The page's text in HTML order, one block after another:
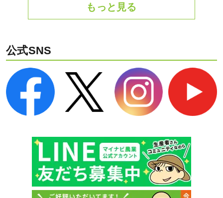
もっと見る
公式SNS